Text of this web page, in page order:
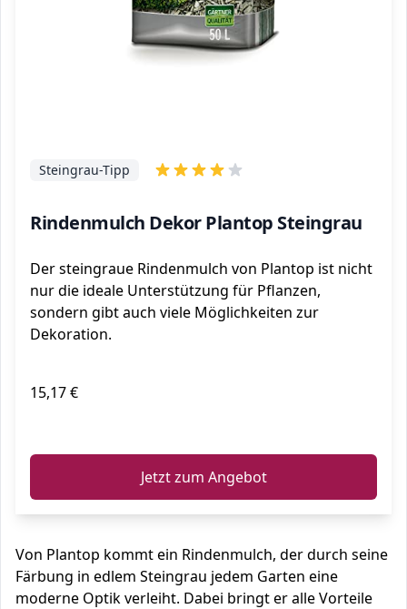
Rindenmulch Dekor Plantop Steingrau
Steingrau-Tipp
Der steingraue Rindenmulch von Plantop ist nicht
nur die ideale Unterstützung für Pflanzen,
sondern gibt auch viele Möglichkeiten zur
Dekoration.
15,17 €
Jetzt zum Angebot
Von Plantop kommt ein Rindenmulch, der durch seine
Färbung in edlem Steingrau jedem Garten eine
moderne Optik verleiht. Dabei bringt er alle Vorteile